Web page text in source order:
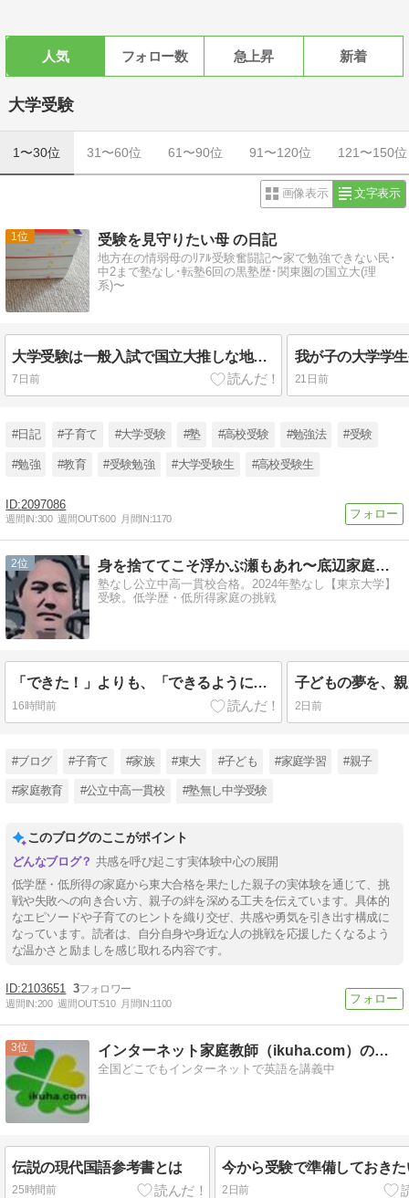
人気 フォロー数 急上昇 新着
大学受験
1〜30位 31〜60位 61〜90位 91〜120位 121〜150位
画像表示 文字表示
1 受験を見守りたい母 の日記
地方在の情弱母のﾘｱﾙ受験奮闘記〜家で勉強できない民･
中2まで塾なし･転塾6回の黒塾歴･関東圏の国立大(理
系)〜
大学受験は一般入試で国立大推しな地方の県内トップ公立高校の大学入試の主な出願先とその結果とは?
7日前 21日前
#日記 #子育て #大学受験 #塾 #高校受験 #勉強法 #受験
#勉強 #教育 #受験勉強 #大学受験生 #高校受験生
2097086
週間IN:300 週間OUT:600 月間IN:1170
2 身を捨ててこそ浮かぶ瀬もあれ〜底辺家庭の東大受験〜
塾なし公立中高一貫校合格。2024年塾なし【東京大学】
受験。低学歴・低所得家庭の挑戦
「できた！」よりも、「できるようになったね。」
16時間前 2日前
#ブログ #子育て #家族 #東大 #子ども #家庭学習 #親子
#家庭教育 #公立中高一貫校 #塾無し中学受験
このブログのここがポイント
共感を呼び起こす実体験中心の展開
低学歴・低所得の家庭から東大合格を果たした親子の実体験を通じて、挑
戦や失敗への向き合い方、親子の絆を深める工夫を伝えています。具体的
なエピソードや子育てのヒントを織り交ぜ、共感や勇気を引き出す構成に
なっています。読者は、自分自身や身近な人の挑戦を応援したくなるよう
な温かさと励ましを感じ取れる内容です。
2103651 3
週間IN:200 週間OUT:510 月間IN:1100
3 インターネット家庭教師（ikuha.com）のブログ
全国どこでもインターネットで英語を講義中
伝説の現代国語参考書とは
25時間前
今から受験で準備しておき
2日前